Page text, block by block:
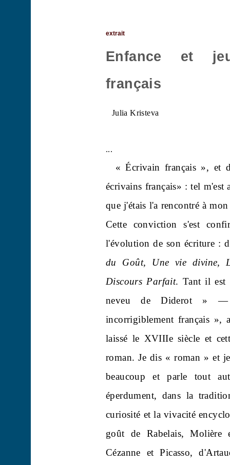
extrait
Enfance et
français
Julia Kristeva
...
« Écrivain français », et
écrivains français» : tel m'est
que j'étais l'a rencontré à
Cette conviction s'est
l'évolution de son écriture :
du Goût, Une vie divine,
Discours Parfait. Tant il est
neveu de Diderot » —
incorrigiblement français »,
laissé le XVIIIe siècle et
roman. Je dis « roman » et
beaucoup et parle tout
éperdument, dans la
curiosité et la vivacité
goût de Rabelais, Molière
Cézanne et Picasso,